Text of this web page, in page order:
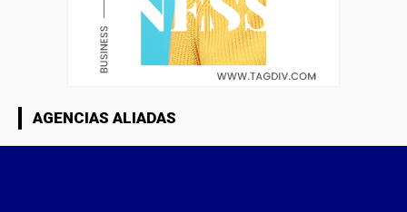
AGENCIAS ALIADAS